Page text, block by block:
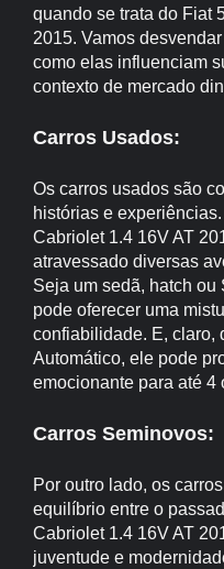
quando se trata do Fiat
2015. Vamos
como elas influenciam
contexto de mercado
Carros Usados:
Os carros usados são
histórias e
Cabriolet 1.4 16V AT
atravessado diversas
Seja um sedã, hatch
pode oferecer uma
confiabilidade. E, claro,
Automático, ele pode
emocionante para até 4
Carros Seminovos:
Por outro lado, os
equilíbrio entre o
Cabriolet 1.4 16V AT
juventude e